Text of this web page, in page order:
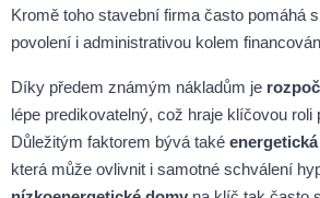
Kromě toho stavební firma často pomáhá
povolení i administrativou kolem
Díky předem známým nákladům je
lépe predikovatelný, což hraje klíčovou roli
Důležitým faktorem bývá také
která může ovlivnit i samotné schválení